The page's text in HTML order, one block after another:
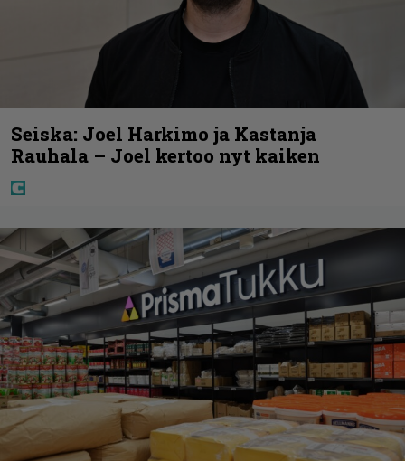
Seiska: Joel Harkimo ja Kastanja
Rauhala – Joel kertoo nyt kaiken